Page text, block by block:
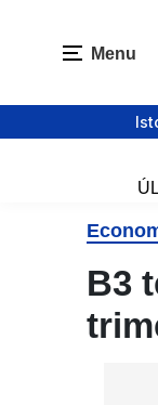
Menu
B3